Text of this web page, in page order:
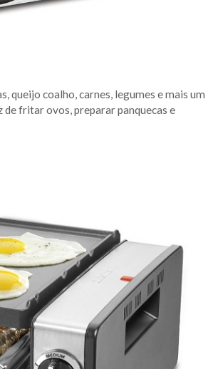
queijo coalho, carnes, legumes e mais um
de fritar ovos, preparar panquecas e